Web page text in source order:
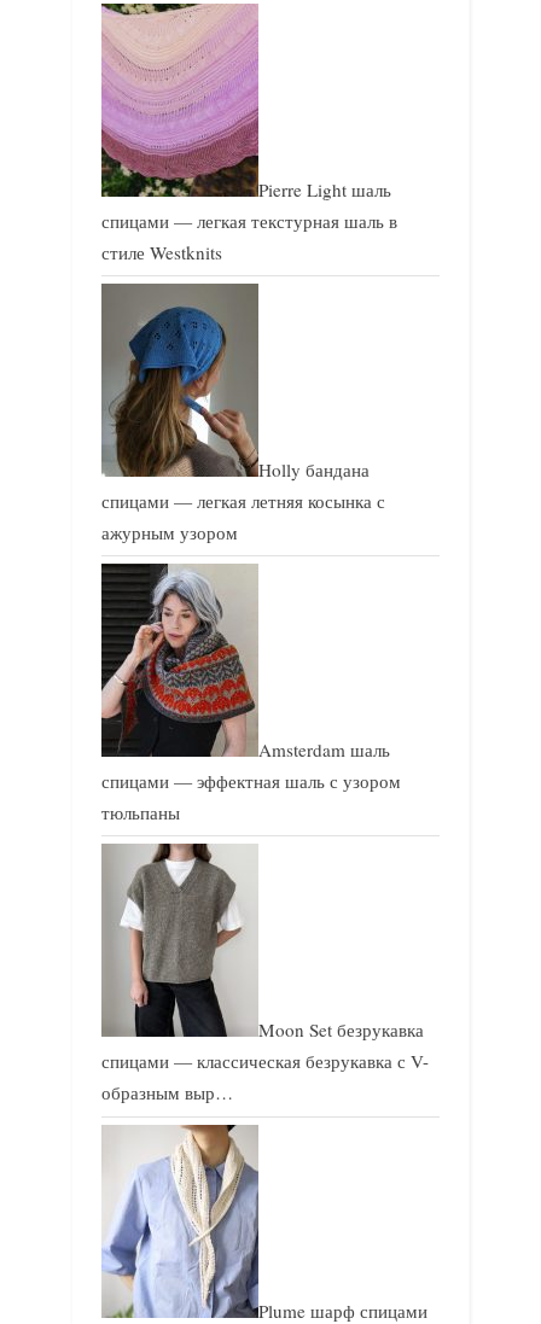
Pierre Light шаль
спицами — легкая текстурная шаль в
стиле Westknits
Holly бандана
спицами — легкая летняя косынка с
ажурным узором
Amsterdam шаль
спицами — эффектная шаль с узором
тюльпаны
Moon Set безрукавка
спицами — классическая безрукавка с V-
образным выр…
Plume шарф спицами